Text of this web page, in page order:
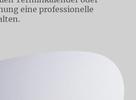
eine professionelle